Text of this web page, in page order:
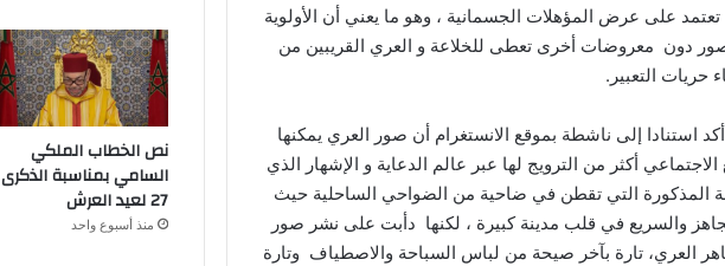
على عرض المؤهلات الجسمانية ، وهو ما يعني أن الأولوية
دون معروضات أخرى تعطى للخلاعة و العري القريبين من
حريات التعبير.
استنادا إلى ناشطة بموقع الانستغرام أن صور العري يمكنها
أكثر من الترويج لها عبر عالم الدعاية و الإشهار الذي
المذكورة التي تقطن في ضاحية من الضواحي الساحلية حيث
والسريع في قلب مدينة كبيرة ، لكنها دأبت على نشر صور
العري، تارة بآخر صيحة من لباس السباحة والاصطياف وتارة
نص الخطاب الملكي
السامي بمناسبة الذكرى
27 لعيد العرش
منذ أسبوع واحد